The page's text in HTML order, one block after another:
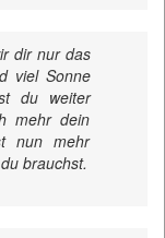
dir nur das
viel Sonne
du weiter
mehr dein
nun mehr
brauchst.